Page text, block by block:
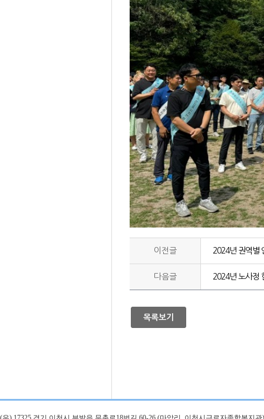
이전글 2024년 권역별
다음글 2024년 노사정
목록보기